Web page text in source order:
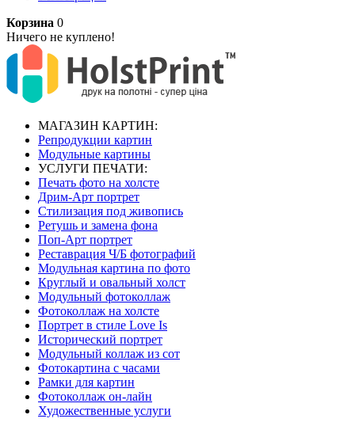
Корзина 0
Ничего не куплено!
МАГАЗИН КАРТИН:
Репродукции картин
Модульные картины
УСЛУГИ ПЕЧАТИ:
Печать фото на холсте
Дрим-Арт портрет
Стилизация под живопись
Ретушь и замена фона
Поп-Арт портрет
Реставрация Ч/Б фотографий
Модульная картина по фото
Круглый и овальный холст
Модульный фотоколлаж
Фотоколлаж на холсте
Портрет в стиле Love Is
Исторический портрет
Модульный коллаж из сот
Фотокартина с часами
Рамки для картин
Фотоколлаж он-лайн
Художественные услуги